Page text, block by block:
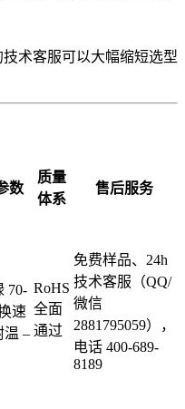
术客服可以大幅缩短选型
数
质量
体系
售后服务
70-
速
温 –
RoHS
全面
通过
免费样品、24h
技术客服（QQ/
微信
2881795059），
电话 400-689-
8189